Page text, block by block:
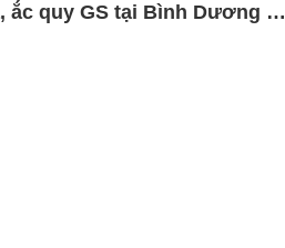
ắc quy GS tại Bình Dương …